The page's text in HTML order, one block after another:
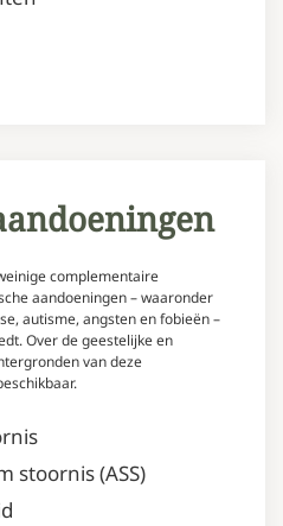
complementaire
aandoeningen – waaronder
autisme, angsten en fobieën –
Over de geestelijke en
van deze
stoornis (ASS)